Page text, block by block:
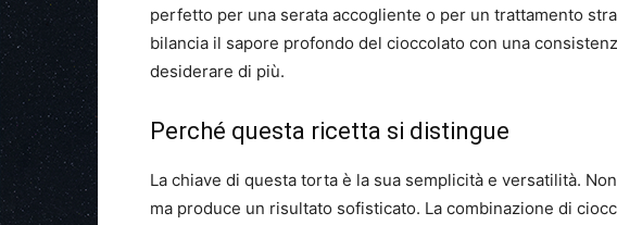
perfetto per una serata accogliente o per un trattamento
bilancia il sapore profondo del cioccolato con una
desiderare di più.
Perché questa ricetta si distingue
La chiave di questa torta è la sua semplicità e versatilità.
ma produce un risultato sofisticato. La combinazione di